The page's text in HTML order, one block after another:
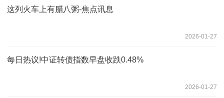
这列火车上有腊八粥-焦点讯息
2026-01-27
每日热议!中证转债指数早盘收跌0.48%
2026-01-27